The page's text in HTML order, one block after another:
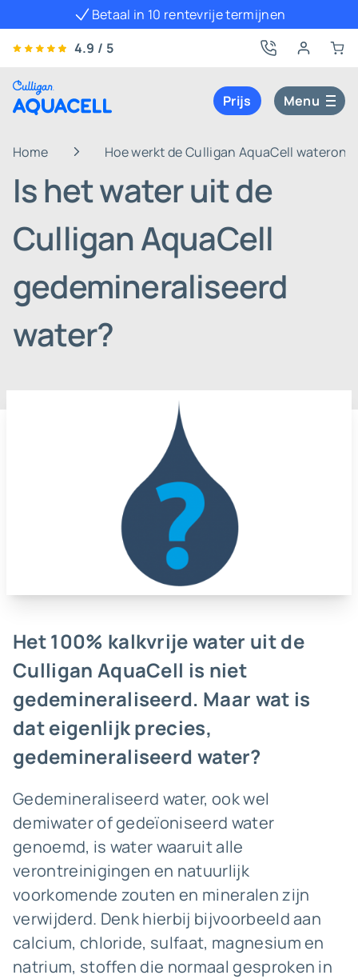
Betaal in 10 rentevrije termijnen
4.9 / 5
Prijs Menu
Home Hoe werkt de Culligan AquaCell
Is het water uit de
Culligan AquaCell
gedemineraliseerd
water?
Het 100% kalkvrije water uit de
Culligan AquaCell is niet
gedemineraliseerd. Maar wat is
dat eigenlijk precies,
gedemineraliseerd water?
Gedemineraliseerd water, ook wel
demiwater of gedeïoniseerd water
genoemd, is water waaruit alle
verontreinigingen en natuurlijk
voorkomende zouten en mineralen zijn
verwijderd. Denk hierbij bijvoorbeeld aan
calcium, chloride, sulfaat, magnesium en
natrium, stoffen die normaal gesproken in